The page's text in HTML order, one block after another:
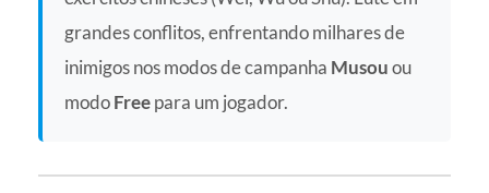
grandes conflitos, enfrentando milhares de
inimigos nos modos de campanha Musouou
modoFreepara um jogador.